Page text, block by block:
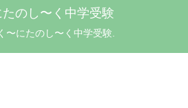
たのし〜く中学受験
〜にたのし〜く中学受験.